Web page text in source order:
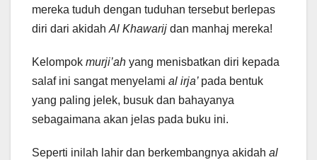
mereka tuduh dengan tuduhan tersebut berlepas
diri dari akidah Al Khawarij dan manhaj mereka!
Kelompok murji’ah yang menisbatkan diri kepada
salaf ini sangat menyelami al irja’ pada bentuk
yang paling jelek, busuk dan bahayanya
sebagaimana akan jelas pada buku ini.
Seperti inilah lahir dan berkembangnya akidah al